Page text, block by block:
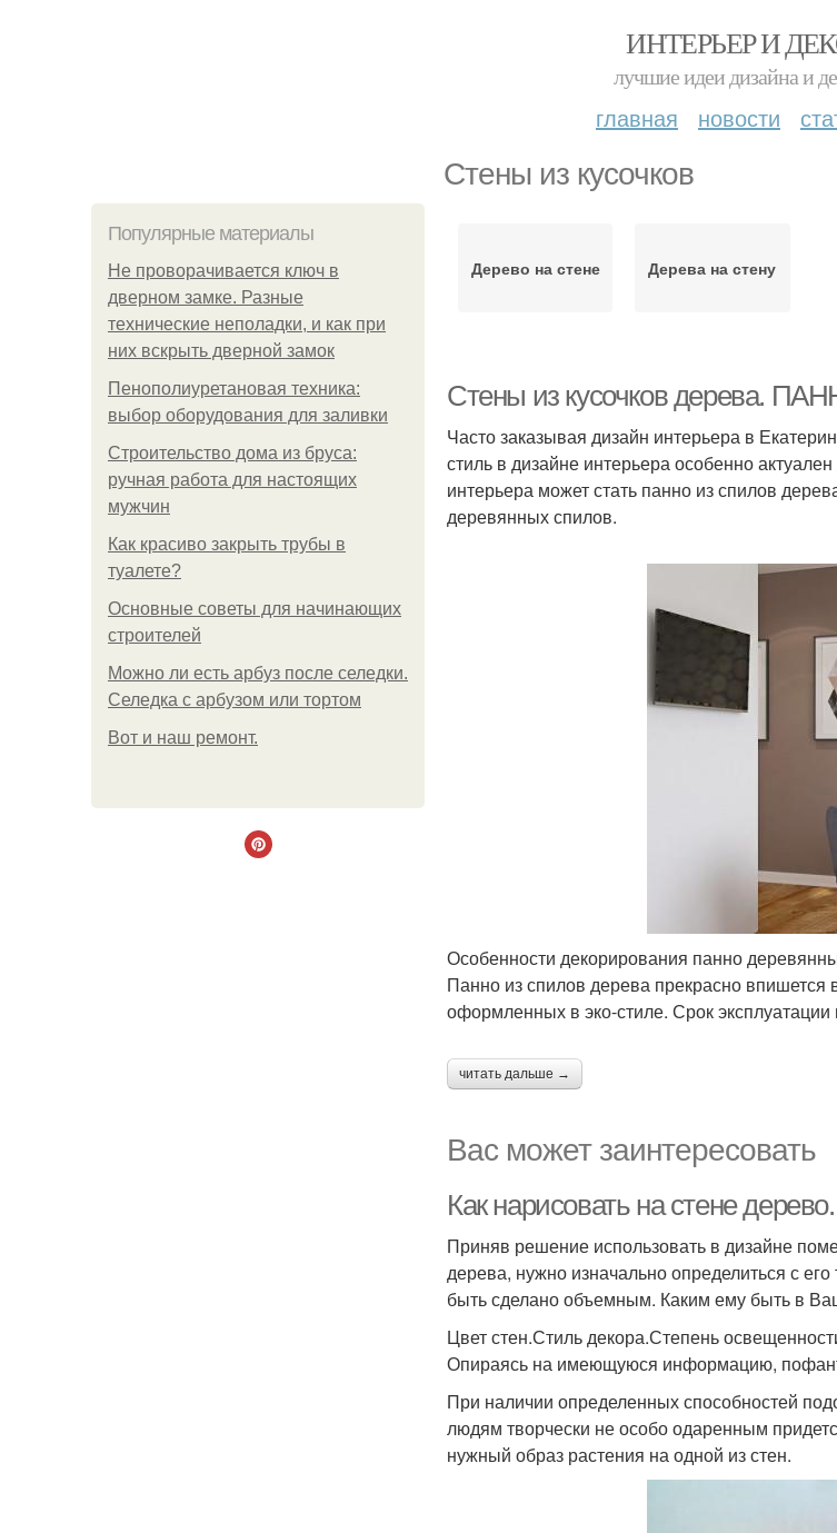
ИНТЕРЬЕР И
лучшие идеи дизайна и
главная новости
Стены из кусочков
Популярные материалы
Не проворачивается ключ в
дверном замке. Разные
технические неполадки, и как при
них вскрыть дверной замок
Пенополиуретановая техника:
выбор оборудования для заливки
Строительство дома из бруса:
ручная работа для настоящих
мужчин
Как красиво закрыть трубы в
туалете?
Основные советы для начинающих
строителей
Можно ли есть арбуз после селедки.
Селедка с арбузом или тортом
Boт и наш ремoнт.
Дерево на стене Дерева на стену
Стены из кусочков дерева.
Часто заказывая дизайн интерьера в
стиль в дизайне интерьера особенно
интерьера может стать панно из спилов
деревянных спилов.
Особенности декорирования панно
Панно из спилов дерева прекрасно впишется
оформленных в эко-стиле. Срок эксплуатации
читать дальше →
Вас может заинтересовать
Как нарисовать на стене
Приняв решение использовать в дизайне
дерева, нужно изначально определиться с
быть сделано объемным. Каким ему быть в
Цвет стен.Стиль декора.Степень
Опираясь на имеющуюся информацию,
При наличии определенных способностей
людям творчески не особо одаренным
нужный образ растения на одной из стен.